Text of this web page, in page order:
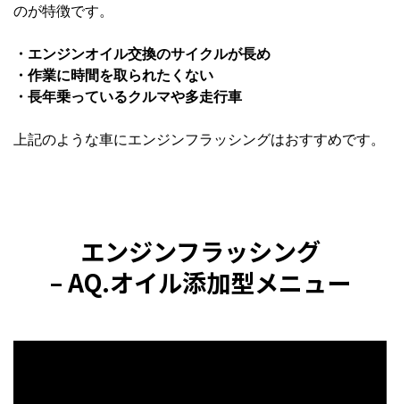
のが特徴です。
・エンジンオイル交換のサイクルが長め
・作業に時間を取られたくない
・長年乗っているクルマや多走行車
上記のような車にエンジンフラッシングはおすすめです。
エンジンフラッシング
– AQ.オイル添加型メニュー